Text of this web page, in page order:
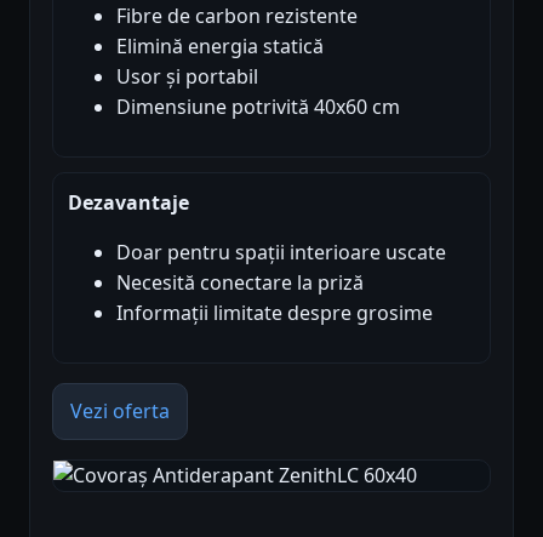
Fibre de carbon rezistente
Elimină energia statică
Usor și portabil
Dimensiune potrivită 40x60 cm
Dezavantaje
Doar pentru spații interioare uscate
Necesită conectare la priză
Informații limitate despre grosime
Vezi oferta